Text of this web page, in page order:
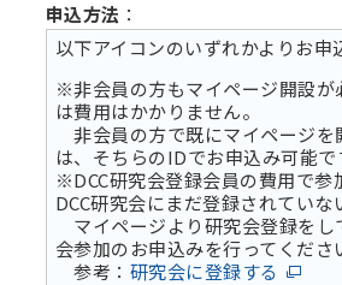
申込方法 ：
以下アイコンのいずれかよりお申
※非会員の方もマイページ開設が
は費用はかかりません。
非会員の方で既にマイページを
は、そちらのIDでお申込み可能で
※DCC研究会登録会員の費用で参
DCC研究会にまだ登録されていな
マイページより研究会登録をし
会参加のお申込みを行ってくださ
参考： 研究会に登録する